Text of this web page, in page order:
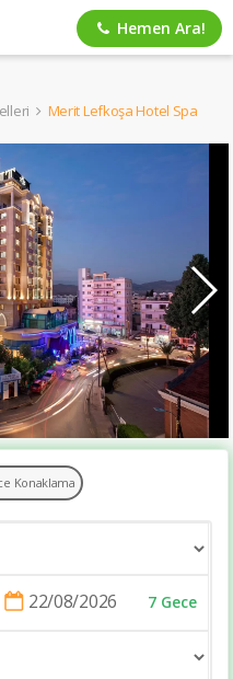
Hemen Ara!
Merit Lefkoşa Hotel Spa
Konaklama
7 Gece